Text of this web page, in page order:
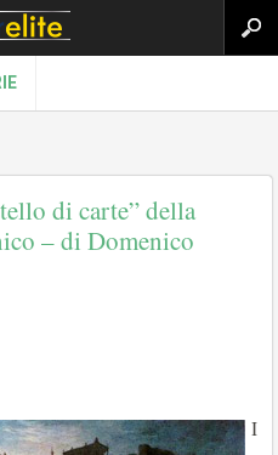
di carte” della
– di Domenico
I